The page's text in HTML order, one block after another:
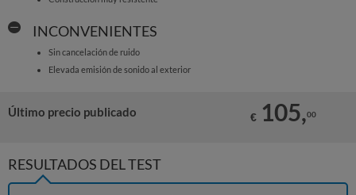
INCONVENIENTES
Sin cancelación de ruido
Elevada emisión de sonido al exterior
Último precio publicado € 105,00
RESULTADOS DEL TEST